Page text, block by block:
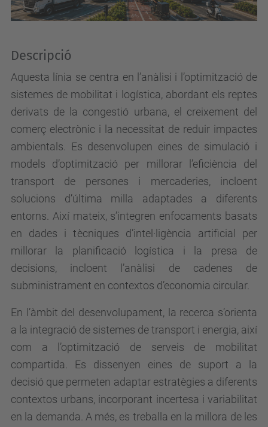
Descripció
Aquesta línia se centra en l’anàlisi i l’optimització de
sistemes de mobilitat i logística, abordant els reptes
derivats de la congestió urbana, el creixement del
comerç electrònic i la necessitat de reduir impactes
ambientals. Es desenvolupen eines de simulació i
models d’optimització per millorar l’eficiència del
transport de persones i mercaderies, incloent
solucions d’última milla adaptades a diferents
entorns. Així mateix, s’integren enfocaments basats
en dades i tècniques d’intel·ligència artificial per
millorar la planificació logística i la presa de
decisions, incloent l’anàlisi de cadenes de
subministrament en contextos d’economia circular.
En l’àmbit del desenvolupament, la recerca s’orienta
a la integració de sistemes de transport i energia, així
com a l’optimització de serveis de mobilitat
compartida. Es dissenyen eines de suport a la
decisió que permeten adaptar estratègies a diferents
contextos urbans, incorporant incertesa i variabilitat
en la demanda. A més, es treballa en la millora de les